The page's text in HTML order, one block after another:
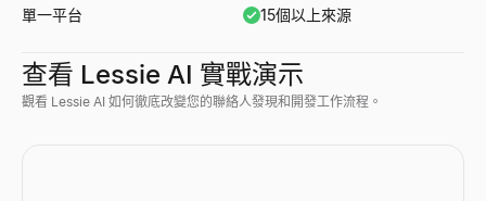
單一平台 15個以上來源
查看 Lessie AI 實戰演示
觀看 Lessie AI 如何徹底改變您的聯絡人發現和開發工作流程。